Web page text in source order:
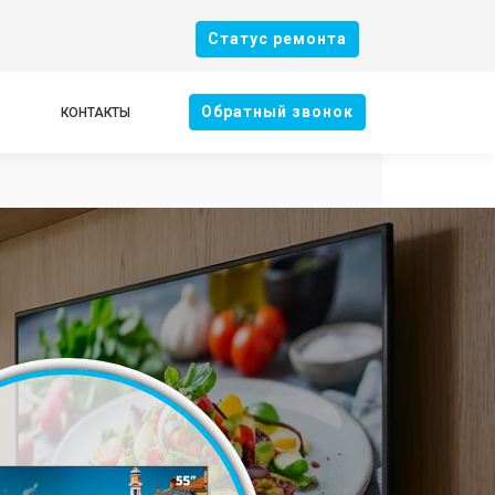
Cтатус ремонта
КОНТАКТЫ Oбратный звонок